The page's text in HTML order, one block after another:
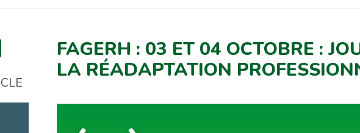
FAGERH : 03 ET 04 OCTOBRE :
LA RÉADAPTATION